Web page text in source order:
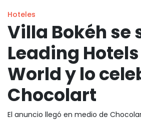
Hoteles
Villa Bokéh se
Leading
World y lo
Chocolart
El anuncio llegó en medio de